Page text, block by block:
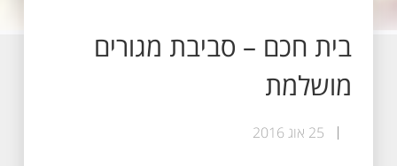
בית חכם – סביבת מגורים
מושלמת
25 אוג 2016